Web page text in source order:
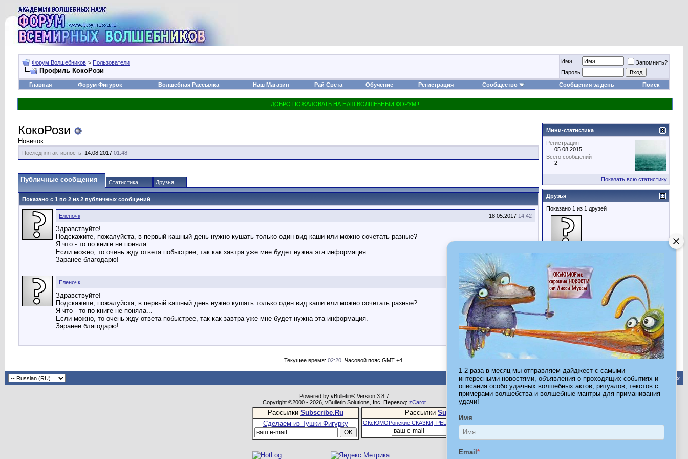
1-2 раза в месяц мы отправляем дайджест с самыми
интересными новостями, объявления о проходящих событиях и
описания особо удачных волшебных актов, ритуалов, текстов с
примерами волшебства и волшебные мантры для приманивания
удачи!
Имя
Email *
Форум Волшебников > Пользователи
Профиль КокоРози
Имя
Запомнить?
Пароль
Главная
Форум Фигурок Волшебная Рассылка Наш Магазин Рай Света Обучение Регистрация Сообщество Сообщения за день Поиск
КокоРози
Новичок
Последняя активность: 14.08.2017 01:48
Публичные сообщения Статистика Друзья
Показано с 1 по 2 из 2 публичных сообщений
18.05.2017 14:42
Еленочк
Здравствуйте!
Подскажите, пожалуйста, в первый кашный день нужно кушать только один вид каши или можно сочетать разные?
Я что - то по книге не поняла...
Если можно, то очень жду ответа побыстрее, так как завтра уже мне будет нужна эта информация.
Заранее благодарю!
18.05.201714:31
Еленочк
Здравствуйте!
Подскажите, пожалуйста, в первый кашный день нужно кушать только один вид каши или можно сочетать разные?
Я что - то по книге не поняла...
Если можно, то очень жду ответа побыстрее, так как завтра уже мне будет нужна эта информация.
Заранее благодарю!
Весь диалог
Мини-статистика
Регистрация
05.08.2015
Всего сообщений
2
Показать всю статистику
Друзья
Показано 1 из 1 друзей
Все друзья
Последние посетители
Последние 3 посетителя(ей) этой страницы:
Еленочк
Формоза
Эта страница была посещена13,094раз
Текущее время: 02:20 . Часовой пояс GMT +4.
Обратная связь-Форум Волшебников-Архив- Вверх
Powered by vBulletin® Version 3.8.7
Copyright ©2000 - 2026, vBulletin Solutions, Inc. Перевод: zCarot
Рассылки Subscribe.Ru
Сделаем из Тушки Фигурку
Рассылки Subscribe.Ru
ОКсЮМОРонские СКАЗКИ, РЕЦЕПТЫ И ШТУЧКИ ДЛЯ ВСЕХ